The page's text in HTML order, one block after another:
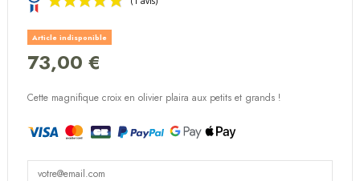
(1 avis)
Article indisponible
73,00 €
Cette magnifique croix en olivier plaira aux petits et grands !